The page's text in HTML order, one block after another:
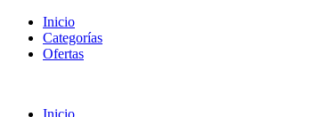
Inicio
Categorías
Ofertas
Inicio